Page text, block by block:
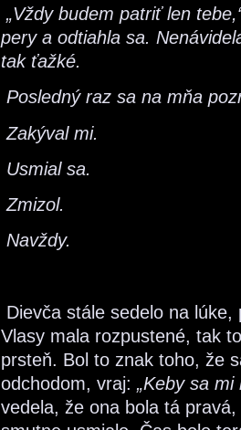
„Vždy budem patriť len
pery a odtiahla sa.
tak ťažké.
Posledný raz sa na mňa
Zakýval mi.
Usmial sa.
Zmizol.
Navždy.
Dievča stále sedelo na
Vlasy mala rozpustené, tak
prsteň. Bol to znak toho, že
odchodom, vraj: „Keby sa mi
vedela, že ona bola tá